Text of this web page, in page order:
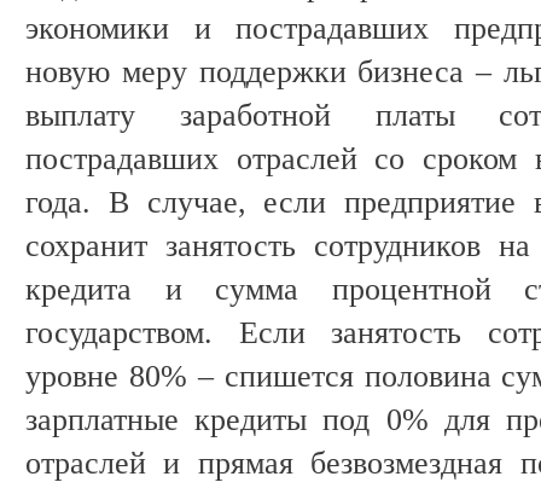
экономики и пострадавших
новую меру поддержки бизнеса –
выплату заработной платы
пострадавших отраслей со
года. В случае, если предприятие
сохранит занятость сотрудников
кредита и сумма процентной
государством. Если занятость
уровне 80% – спишется половина
зарплатные кредиты под 0% для
отраслей и прямая безвозмездная